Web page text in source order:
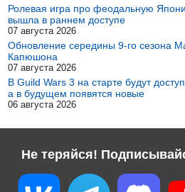
Ролевая игра про феодальную
вышла в раннем доступе
07 августа 2026
Обновление середины 9-го сезона
Капюшона
07 августа 2026
В Guild Wars 3 на старте будут
а в будущем появятся новые
06 августа 2026
Не теряйся!